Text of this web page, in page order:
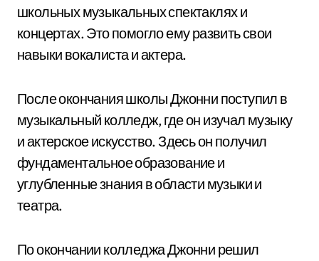
школьных музыкальных спектаклях и
концертах. Это помогло ему развить свои
навыки вокалиста и актера.
После окончания школы Джонни поступил в
музыкальный колледж, где он изучал музыку
и актерское искусство. Здесь он получил
фундаментальное образование и
углубленные знания в области музыки и
театра.
По окончании колледжа Джонни решил